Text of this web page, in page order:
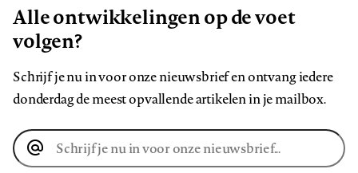
Alle ontwikkelingen op de voet
volgen?
Schrijf je nu in voor onze nieuwsbrief en ontvang iedere
donderdag de meest opvallende artikelen in je mailbox.
E-